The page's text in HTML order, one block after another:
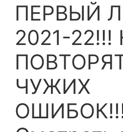
ПЕРВЫЙ
2021-22!!!
ЧУЖИХ